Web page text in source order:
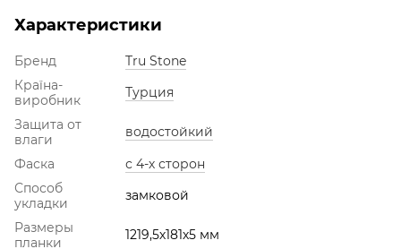
Характеристики
Бренд
Tru Stone
Країна-
виробник
Турция
Защита от
влаги
водостойкий
Фаска
с 4-х сторон
Способ
укладки
замковой
Размеры
планки
1219,5х181х5 мм